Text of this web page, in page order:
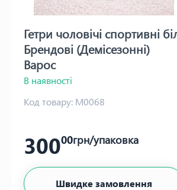
Гетри чоловічі спортивні
Брендові (Демісезонні)
Варос
В наявності
Код товару: М0068
30000грн/упаковка
Швидке замовлення